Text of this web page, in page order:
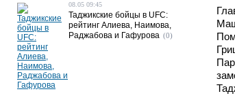
08.05 09:45
Таджикские бойцы в UFC:
рейтинг Алиева, Наимова,
Раджабова и Гафурова (0)